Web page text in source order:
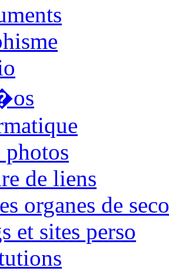
photos
de liens
organes de
et sites perso